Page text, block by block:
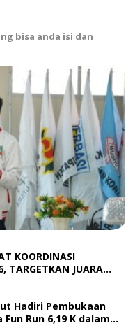
bisa anda isi dan
KOORDINASI
TARGETKAN JUARA
Hadiri Pembukaan
Run 6,19 K dalam